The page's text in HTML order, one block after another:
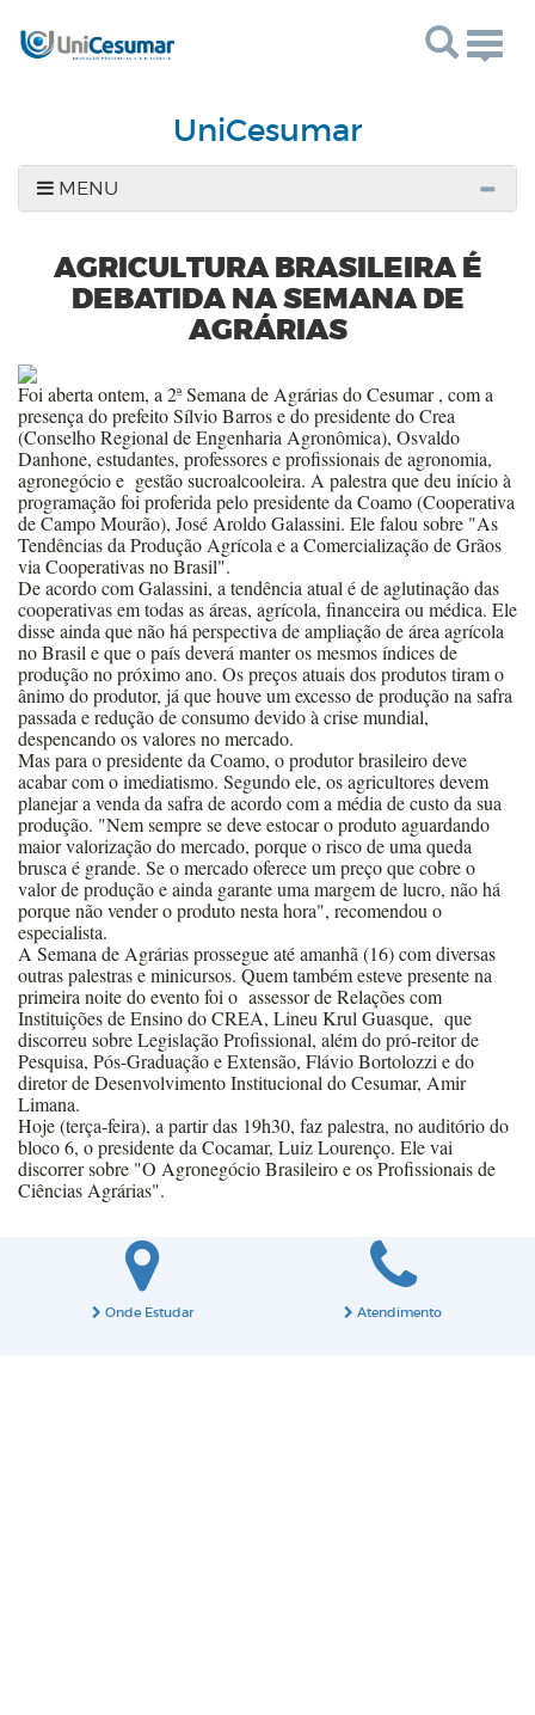
UniCesumar
MENU
AGRICULTURA BRASILEIRA É
DEBATIDA NA SEMANA DE
AGRÁRIAS
Foi aberta ontem, a 2ª Semana de Agrárias do Cesumar , com a
presença do prefeito Sílvio Barros e do presidente do Crea
(Conselho Regional de Engenharia Agronômica), Osvaldo
Danhone, estudantes, professores e profissionais de agronomia,
agronegócio e gestão sucroalcooleira. A palestra que deu início à
programação foi proferida pelo presidente da Coamo (Cooperativa
de Campo Mourão), José Aroldo Galassini. Ele falou sobre "As
Tendências da Produção Agrícola e a Comercialização de Grãos
via Cooperativas no Brasil".
De acordo com Galassini, a tendência atual é de aglutinação das
cooperativas em todas as áreas, agrícola, financeira ou médica. Ele
disse ainda que não há perspectiva de ampliação de área agrícola
no Brasil e que o país deverá manter os mesmos índices de
produção no próximo ano. Os preços atuais dos produtos tiram o
ânimo do produtor, já que houve um excesso de produção na safra
passada e redução de consumo devido à crise mundial,
despencando os valores no mercado.
Mas para o presidente da Coamo, o produtor brasileiro deve
acabar com o imediatismo. Segundo ele, os agricultores devem
planejar a venda da safra de acordo com a média de custo da sua
produção. "Nem sempre se deve estocar o produto aguardando
maior valorização do mercado, porque o risco de uma queda
brusca é grande. Se o mercado oferece um preço que cobre o
valor de produção e ainda garante uma margem de lucro, não há
porque não vender o produto nesta hora", recomendou o
especialista.
A Semana de Agrárias prossegue até amanhã (16) com diversas
outras palestras e minicursos. Quem também esteve presente na
primeira noite do evento foi o assessor de Relações com
Instituições de Ensino do CREA, Lineu Krul Guasque, que
discorreu sobre Legislação Profissional, além do pró-reitor de
Pesquisa, Pós-Graduação e Extensão, Flávio Bortolozzi e do
diretor de Desenvolvimento Institucional do Cesumar, Amir
Limana.
Hoje (terça-feira), a partir das 19h30, faz palestra, no auditório do
bloco 6, o presidente da Cocamar, Luiz Lourenço. Ele vai
discorrer sobre "O Agronegócio Brasileiro e os Profissionais de
Ciências Agrárias".
Onde Estudar Atendimento